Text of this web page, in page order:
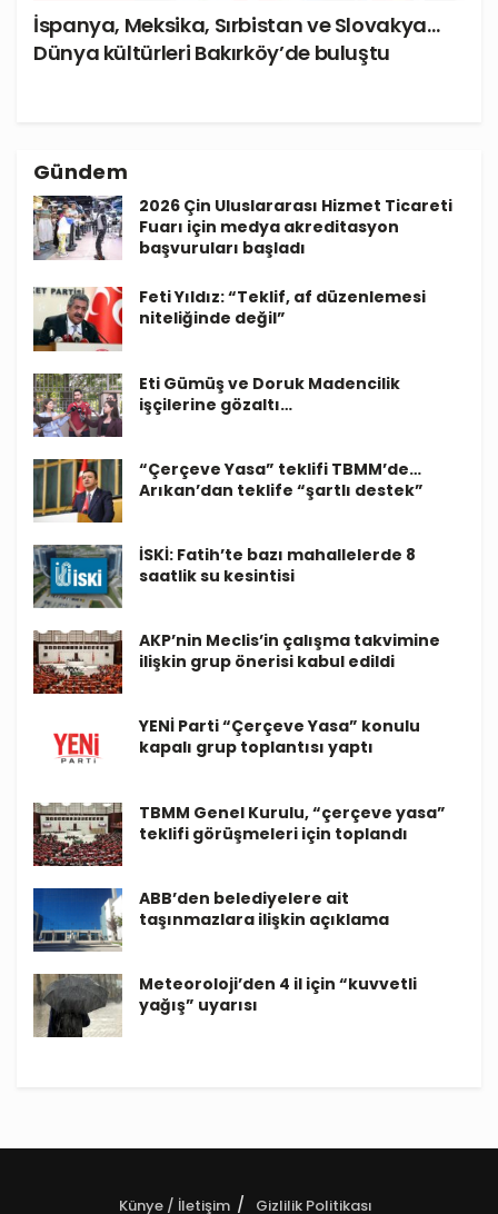
İspanya, Meksika, Sırbistan ve Slovakya…
Dünya kültürleri Bakırköy’de buluştu
Gündem
2026 Çin Uluslararası Hizmet Ticareti
Fuarı için medya akreditasyon
başvuruları başladı
Feti Yıldız: “Teklif, af düzenlemesi
niteliğinde değil”
Eti Gümüş ve Doruk Madencilik
işçilerine gözaltı…
“Çerçeve Yasa” teklifi TBMM’de…
Arıkan’dan teklife “şartlı destek”
İSKİ: Fatih’te bazı mahallelerde 8
saatlik su kesintisi
AKP’nin Meclis’in çalışma takvimine
ilişkin grup önerisi kabul edildi
YENİ Parti “Çerçeve Yasa” konulu
kapalı grup toplantısı yaptı
TBMM Genel Kurulu, “çerçeve yasa”
teklifi görüşmeleri için toplandı
ABB’den belediyelere ait
taşınmazlara ilişkin açıklama
Meteoroloji’den 4 il için “kuvvetli
yağış” uyarısı
Künye / İletişim Gizlilik Politikası